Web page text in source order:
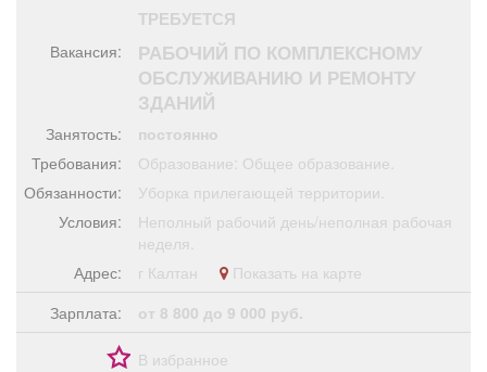
Обучение
Товары Поздравления
ТРЕБУЕТСЯ
Вакансия:
РАБОЧИЙ ПО КОМПЛЕКСНОМУ
ОБСЛУЖИВАНИЮ И РЕМОНТУ
ЗДАНИЙ
Занятость:
постоянно
Требования:
Образование: Общее образование.
Обязанности:
Уборка прилегающей территории.
Условия:
Неполный рабочий день/неполная рабочая
неделя.
Адрес:
г Калтан
Показать на карте
Зарплата:
от 8 800 до 9 000 руб.
В избранное